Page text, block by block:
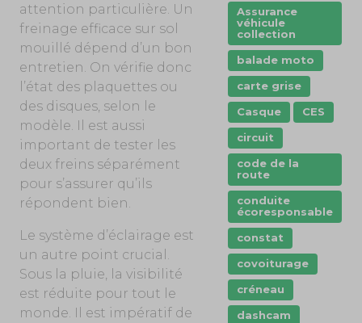
attention particulière. Un
freinage efficace sur sol
mouillé dépend d’un bon
entretien. On vérifie donc
l’état des plaquettes ou
des disques, selon le
modèle. Il est aussi
important de tester les
deux freins séparément
pour s’assurer qu’ils
répondent bien.
Le système d’éclairage est
un autre point crucial.
Sous la pluie, la visibilité
est réduite pour tout le
monde. Il est impératif de
Assurance
véhicule
collection
balade moto
carte grise
Casque
CES
circuit
code de la
route
conduite
écoresponsable
constat
covoiturage
créneau
dashcam